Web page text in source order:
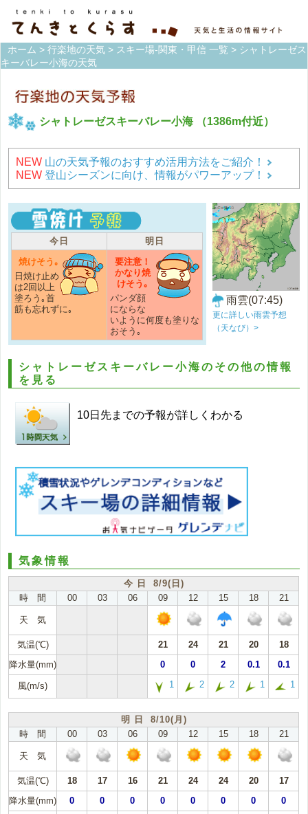
ホーム > 行楽地の天気 > スキー場-関東・甲信 一覧 > シャトレーゼス
キーバレー小海の天気
シャトレーゼスキーバレー小海 （1386m付近）
NEW 山の天気予報のおすすめ活用方法をご紹介！
NEW 登山シーズンに向け、情報がパワーアップ！
今日
明日
焼けそう｡
日焼け止め
は2回以上
塗ろう｡首
筋も忘れずに｡
要注意！
かなり焼
けそう｡
パンダ顔
にならな
いように何度も塗りな
おそう｡
雨雲(07:45)
更に詳しい雨雲予想
（天なび）>
シャトレーゼスキーバレー小海のその他の情報
を見る
10日先までの予報が詳しくわかる
気象情報
今 日 8/9(日)
時 間
00 03 06 09 12 15 18 21
天 気
気温(℃) 21 24 21 20
18
降水量(mm)
0 0 2 0.1 0.1
風(m/s) 1 2 2 1 1
明 日 8/10(月)
時 間
00 03 06 09 12 15 18 21
天 気
気温(℃) 18 17 16 21 24 24 20
17
降水量(mm)
0 0 0 0 0 0 0 0